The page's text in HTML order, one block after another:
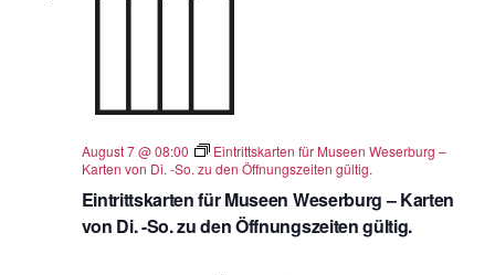
Eintrittskarten für Museen Weserburg – Karten
von Di. -So. zu den Öffnungszeiten gültig.
August 7 @ 08:00
Eintrittskarten für Museen Weserburg –
Karten von Di. -So. zu den Öffnungszeiten gültig.